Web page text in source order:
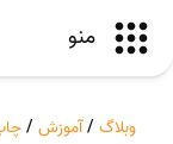
منو
وبلاگ /آموزش /